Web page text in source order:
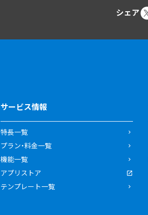
シェア
サービス情報
特長一覧
プラン・料金一覧
機能一覧
アプリストア
テンプレート一覧